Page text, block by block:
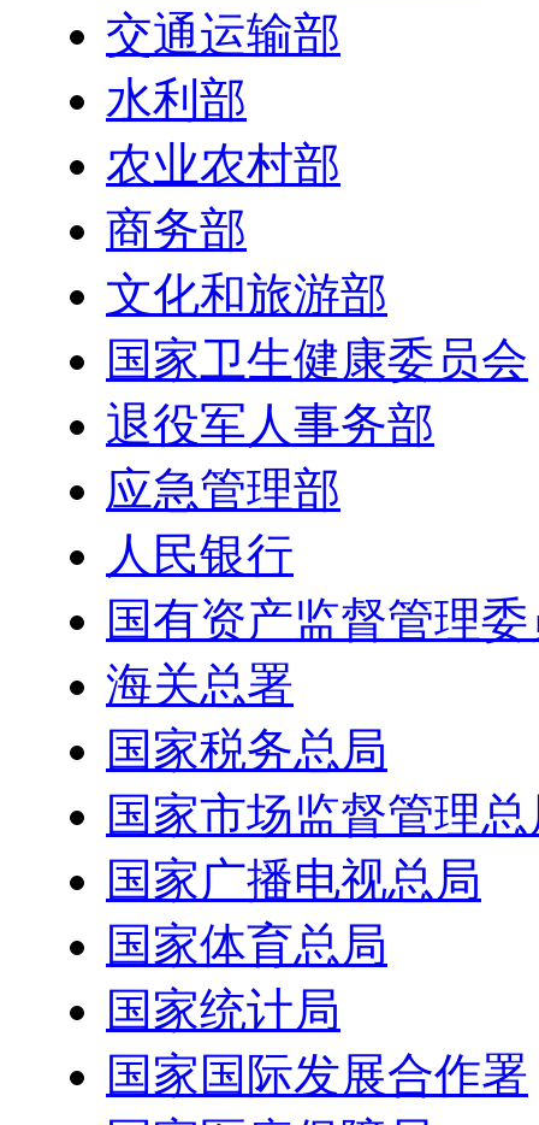
交通运输部
水利部
农业农村部
商务部
文化和旅游部
国家卫生健康委员会
退役军人事务部
应急管理部
人民银行
国有资产监督管理
海关总署
国家税务总局
国家市场监督管理
国家广播电视总局
国家体育总局
国家统计局
国家国际发展合作署